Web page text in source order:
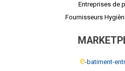
Entreprises de
Fournisseurs
e-batiment-